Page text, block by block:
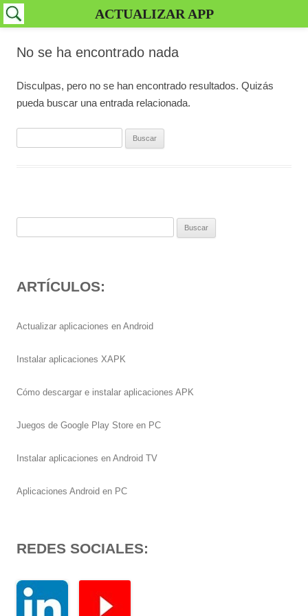
No se ha encontrado nada
Disculpas, pero no se han encontrado resultados. Quizás
pueda buscar una entrada relacionada.
ARTÍCULOS:
Actualizar aplicaciones en Android
Instalar aplicaciones XAPK
Cómo descargar e instalar aplicaciones APK
Juegos de Google Play Store en PC
Instalar aplicaciones en Android TV
Aplicaciones Android en PC
REDES SOCIALES:
ACTUALIZAR APP